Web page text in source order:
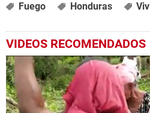
Fuego Honduras
VIDEOS RECOMENDADOS